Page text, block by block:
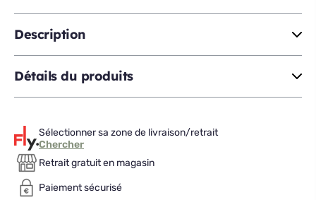
Distributeur
de
savon
H22
Description
Détails du produits
Sélectionner sa zone de livraison/retrait
Chercher
Retrait gratuit en magasin
Paiement sécurisé